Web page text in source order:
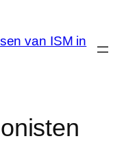
van ISM in